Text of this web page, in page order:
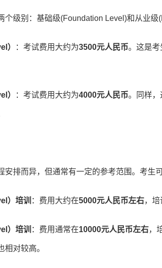
个级别：基础级(Foundation Level)和从业级
） ：考试费用大约为3500元人民币。这是考
） ：考试费用大约为4000元人民币。同样，
安排而异，但通常有一定的参考范围。考生
）培训 ：费用大约在5000元人民币左右，培
）培训 ：费用通常在10000元人民币左右，
对较高。